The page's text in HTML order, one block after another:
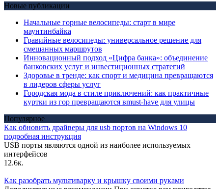
Новые публикации
Начальные горные велосипеды: старт в мире
маунтинбайка
Гравийные велосипеды: универсальное решение для
смешанных маршрутов
Инновационный подход «Цифра банка»: объединение
банковских услуг и инвестиционных стратегий
Здоровье в тренде: как спорт и медицина превращаются
в лидеров сферы услуг
Городская мода в стиле приключений: как практичные
куртки из гор превращаются вmust-have для улицы
Популярное
Как обновить драйверы для usb портов на Windows 10
подробная инструкция
USB порты являются одной из наиболее используемых
интерфейсов
12.6к.
Как разобрать мультиварку и крышку своими руками